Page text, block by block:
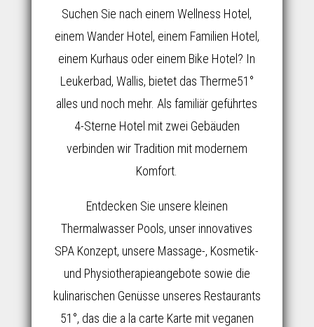
Suchen Sie nach einem Wellness Hotel,
einem Wander Hotel, einem Familien Hotel,
einem Kurhaus oder einem Bike Hotel? In
Leukerbad, Wallis, bietet das Therme51°
alles und noch mehr. Als familiär geführtes
4-Sterne Hotel mit zwei Gebäuden
verbinden wir Tradition mit modernem
Komfort.
Entdecken Sie unsere kleinen
Thermalwasser Pools, unser innovatives
SPA Konzept, unsere Massage-, Kosmetik-
und Physiotherapieangebote sowie die
kulinarischen Genüsse unseres Restaurants
51°, das die a la carte Karte mit veganen